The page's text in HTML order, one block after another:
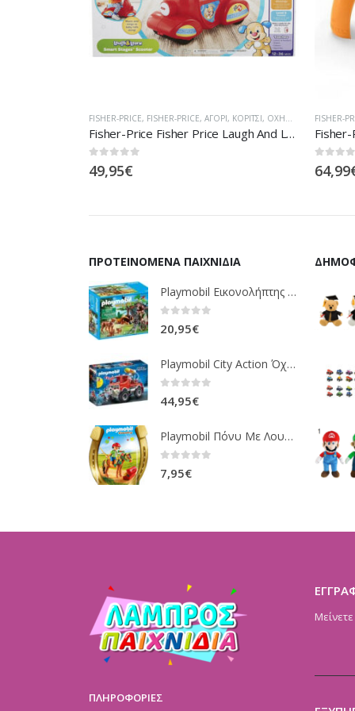
FISHER-PRICE, FISHER-PRICE, ΑΓΌΡΙ, ΚΟΡΊΤΣΙ
Fisher-Price Fisher Price Laugh And Learn Εκπαιδευτικό Τραπέζι DRH43
0out of 5
64,99€
FISHER-
0out of
79,95
ΠΡΟΤΕΙΝΌΜΕΝΑ ΠΑΙΧΝΊΔΙΑ
Playmobil Εικονολήπτης Και Οικογένεια Από Λύγκες 5561
20,95€
Playmobil City Action Όχημα Πυροσβεστικής Με Τροχαλία Ρυμούλκησης 9466
44,95€
Playmobil Πόνυ Με Λουλουδάκια Και Κοριτσάκι 6968
7,95€
ΠΛΗΡΟΦΟΡΙΕΣ